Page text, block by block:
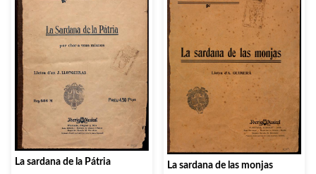
La sardana de la Pátria La sardana de las monjas